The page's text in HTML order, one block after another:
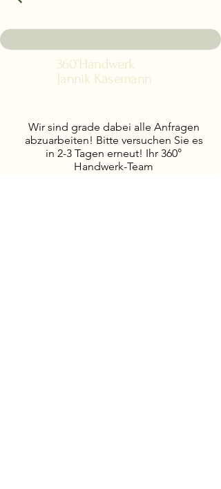
360°Handwerk
Jannik Käsemann
Wir sind grade dabei alle Anfragen
abzuarbeiten! Bitte versuchen Sie es
in 2-3 Tagen erneut! Ihr 360°
Handwerk-Team